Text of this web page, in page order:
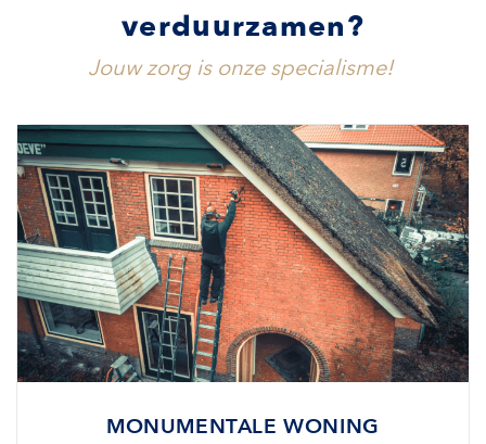
verduurzamen?
Jouw zorg is onze specialisme!
MONUMENTALE WONING